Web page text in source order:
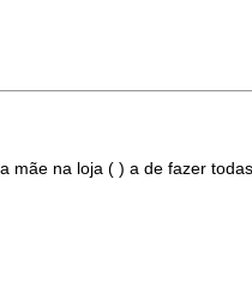
mãe na loja ( ) a de fazer